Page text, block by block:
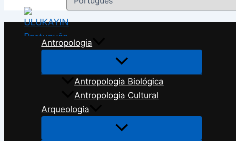
um
Antropologia
Antropologia Biológica
Antropologia Cultural
Arqueologia